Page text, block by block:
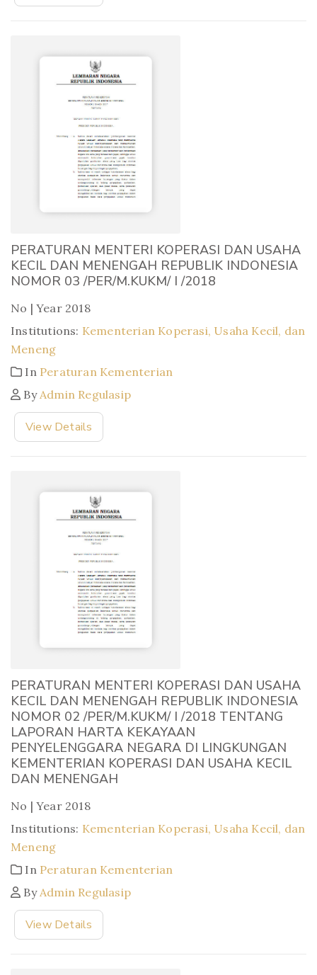
PERATURAN MENTERI KOPERASI DAN USAHA
KECIL DAN MENENGAH REPUBLIK INDONESIA
NOMOR 03 /PER/M.KUKM/ I /2018
No | Year 2018
Institutions: Kementerian Koperasi, Usaha Kecil, dan
Meneng
In Peraturan Kementerian
By Admin Regulasip
View Details
PERATURAN MENTERI KOPERASI DAN USAHA
KECIL DAN MENENGAH REPUBLIK INDONESIA
NOMOR 02 /PER/M.KUKM/ I /2018 TENTANG
LAPORAN HARTA KEKAYAAN
PENYELENGGARA NEGARA DI LINGKUNGAN
KEMENTERIAN KOPERASI DAN USAHA KECIL
DAN MENENGAH
No | Year 2018
Institutions: Kementerian Koperasi, Usaha Kecil, dan
Meneng
In Peraturan Kementerian
By Admin Regulasip
View Details